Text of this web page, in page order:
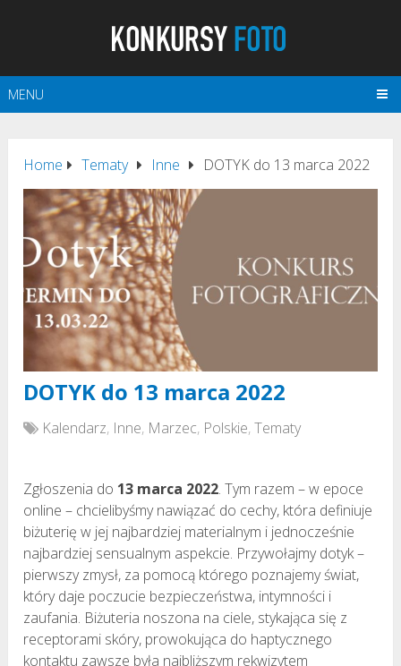
MENU
Home Tematy Inne DOTYK do 13 marca 2022
DOTYK do 13 marca 2022
Kalendarz, Inne, Marzec, Polskie,Tematy
Zgłoszenia do 13 marca 2022. Tym razem – w epoce
online – chcielibyśmy nawiązać do cechy, która definiuje
biżuterię w jej najbardziej materialnym i jednocześnie
najbardziej sensualnym aspekcie. Przywołajmy dotyk –
pierwszy zmysł, za pomocą którego poznajemy świat,
który daje poczucie bezpieczeństwa, intymności i
zaufania. Biżuteria noszona na ciele, stykająca się z
receptorami skóry, prowokująca do haptycznego
kontaktu zawsze była najbliższym rekwizytem